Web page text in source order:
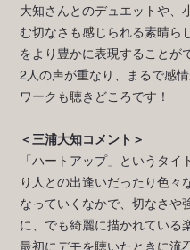
大知さんとのデュエットや、
む切なさも感じられる素晴ら
をより豊かに表現することが
2人の声が重なり、まるで感
ワークも聴きどころです！
＜三浦大知コメント＞
「ハートアップ」というタ
り人との出逢いだったり色々
なっていくなかで、切なさや
に、でも綺麗に描かれている
最初にデモを聴いたときに流